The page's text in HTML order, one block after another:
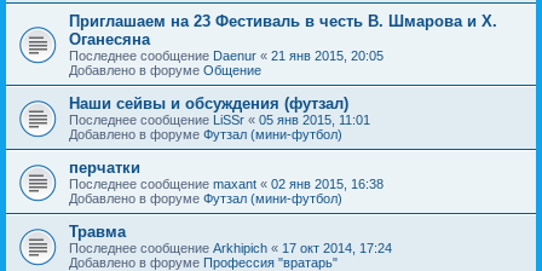
Приглашаем на 23 Фестиваль в честь В. Шмарова и Х.
Оганесяна
Последнее сообщение Daenur « 21 янв 2015, 20:05
Добавлено в форуме Общение
Наши сейвы и обсуждения (футзал)
Последнее сообщение LiSSr « 05 янв 2015, 11:01
Добавлено в форуме Футзал (мини-футбол)
перчатки
Последнее сообщение maxant « 02 янв 2015, 16:38
Добавлено в форуме Футзал (мини-футбол)
Травма
Последнее сообщение Arkhipich « 17 окт 2014, 17:24
Добавлено в форуме Профессия "вратарь"